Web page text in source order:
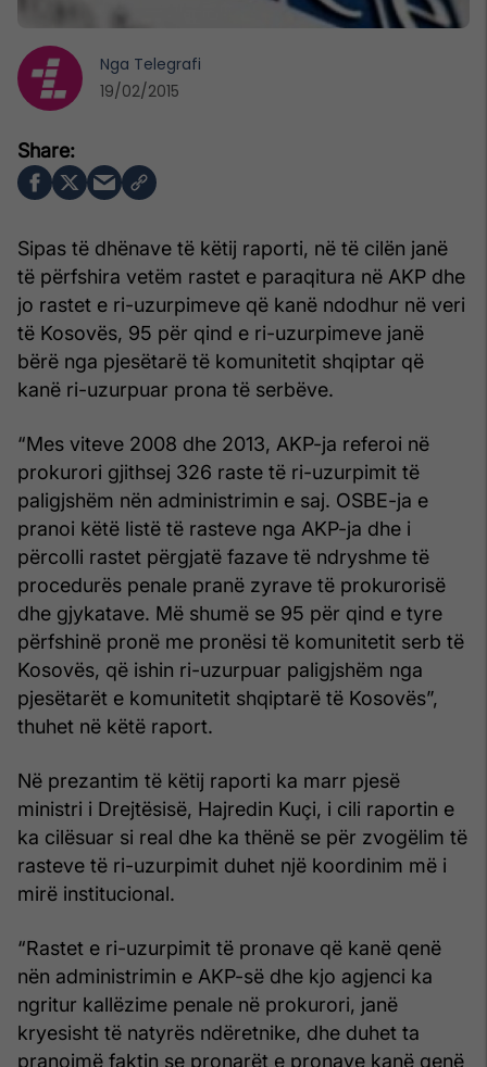
Sipas të dhënave të këtij raporti, në të cilën janë
të përfshira vetëm rastet e paraqitura në AKP dhe
jo rastet e ri-uzurpimeve që kanë ndodhur në veri
të Kosovës, 95 për qind e ri-uzurpimeve janë
bërë nga pjesëtarë të komunitetit shqiptar që
kanë ri-uzurpuar prona të serbëve.
“Mes viteve 2008 dhe 2013, AKP-ja referoi në
prokurori gjithsej 326 raste të ri-uzurpimit të
paligjshëm nën administrimin e saj. OSBE-ja e
pranoi këtë listë të rasteve nga AKP-ja dhe i
përcolli rastet përgjatë fazave të ndryshme të
procedurës penale pranë zyrave të prokurorisë
dhe gjykatave. Më shumë se 95 për qind e tyre
përfshinë pronë me pronësi të komunitetit serb të
Kosovës, që ishin ri-uzurpuar paligjshëm nga
pjesëtarët e komunitetit shqiptarë të Kosovës”,
thuhet në këtë raport.
Në prezantim të këtij raporti ka marr pjesë
ministri i Drejtësisë, Hajredin Kuçi, i cili raportin e
ka cilësuar si real dhe ka thënë se për zvogëlim të
rasteve të ri-uzurpimit duhet një koordinim më i
mirë institucional.
“Rastet e ri-uzurpimit të pronave që kanë qenë
nën administrimin e AKP-së dhe kjo agjenci ka
ngritur kallëzime penale në prokurori, janë
kryesisht të natyrës ndëretnike, dhe duhet ta
pranojmë faktin se pronarët e pronave kanë qenë
Nga Telegrafi
19/02/2015